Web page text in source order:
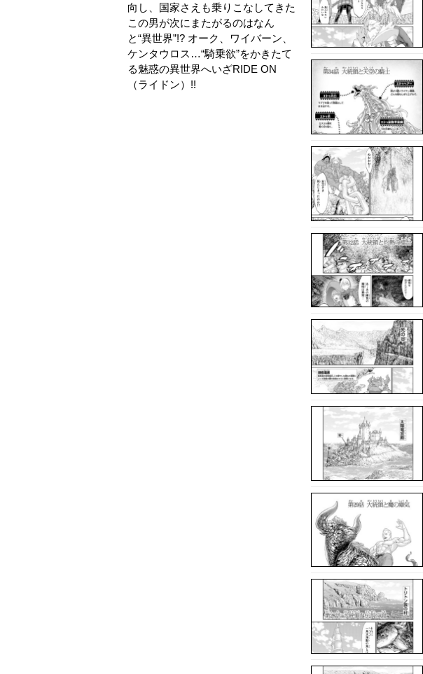
向し、国家さえも乗りこなしてきた
この男が次にまたがるのはなん
と“異世界”!? オーク、ワイバーン、
ケンタウロス…“騎乗欲”をかきたて
る魅惑の異世界へいざRIDE ON
（ライドン）!!